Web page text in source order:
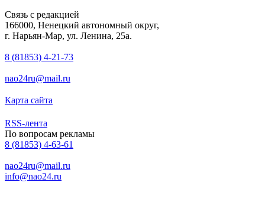
Связь с редакцией
166000, Ненецкий автономный округ,
г. Нарьян-Мар, ул. Ленина, 25а.
8 (81853) 4-21-73
nao24ru@mail.ru
Карта сайта
RSS-лента
По вопросам рекламы
8 (81853) 4-63-61
nao24ru@mail.ru
info@nao24.ru